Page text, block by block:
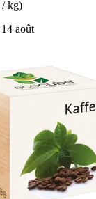
/ kg)
août